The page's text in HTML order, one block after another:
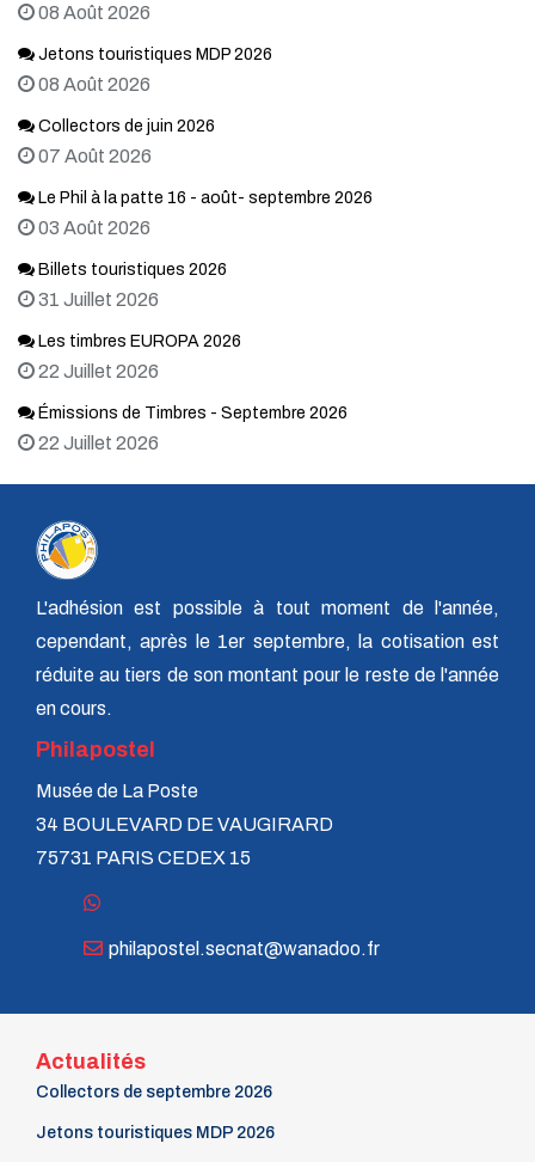
08 Août 2026
Jetons touristiques MDP 2026
08 Août 2026
Collectors de juin 2026
07 Août 2026
Le Phil à la patte 16 - août- septembre 2026
03 Août 2026
Billets touristiques 2026
31 Juillet 2026
Les timbres EUROPA 2026
22 Juillet 2026
Émissions de Timbres - Septembre 2026
22 Juillet 2026
L'adhésion est possible à tout moment de l'année,
cependant, après le 1er septembre, la cotisation est
réduite au tiers de son montant pour le reste de l'année
en cours.
Philapostel
Musée de La Poste
34 BOULEVARD DE VAUGIRARD
75731 PARIS CEDEX 15
philapostel.secnat@wanadoo.fr
Actualités
Collectors de septembre 2026
Jetons touristiques MDP 2026